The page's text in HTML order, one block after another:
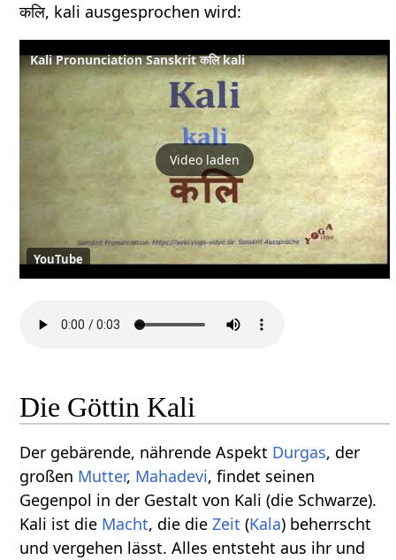
कलि, kali ausgesprochen wird:
Kali Pronunciation Sanskrit कलि kali
Video laden
YouTube
Die Göttin Kali
Der gebärende, nährende Aspekt Durgas, der
großen Mutter, Mahadevi, findet seinen
Gegenpol in der Gestalt von Kali (die Schwarze).
Kali ist die Macht, die dieZeit (Kala) beherrscht
und vergehen lässt. Alles entsteht aus ihr und